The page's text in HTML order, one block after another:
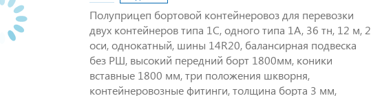
Полуприцеп бортовой контейнеровоз для перевозки
двух контейнеров типа 1С, одного типа 1А, 36 тн, 12 м, 2
оси, однокатный, шины 14R20, балансирная подвеска
без РШ, высокий передний борт 1800мм, коники
вставные 1800 мм, три положения шкворня,
контейнеровозные фитинги, толщина борта 3 мм,